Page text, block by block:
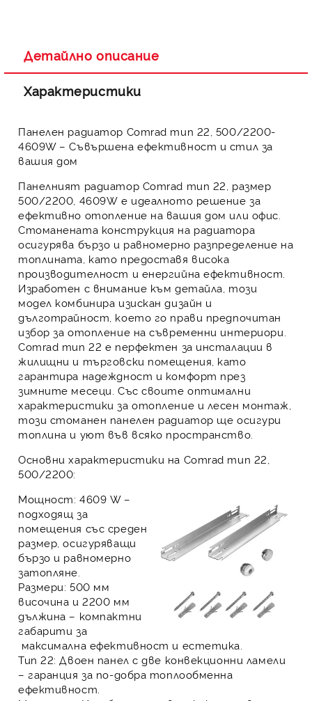
Детайлно описание
Характеристики
Панелен радиатор Comrad тип 22, 500/2200-
4609W – Съвършена ефективност и стил за
вашия дом
Панелният радиатор Comrad тип 22, размер
500/2200, 4609W е идеалното решение за
ефективно отопление на вашия дом или офис.
Стоманената конструкция на радиатора
осигурява бързо и равномерно разпределение на
топлината, като предоставя висока
производителност и енергийна ефективност.
Изработен с внимание към детайла, този
модел комбинира изискан дизайн и
дълготрайност, което го прави предпочитан
избор за отопление на съвременни интериори.
Comrad тип 22 е перфектен за инсталации в
жилищни и търговски помещения, като
гарантира надеждност и комфорт през
зимните месеци. Със своите оптимални
характеристики за отопление и лесен монтаж,
този стоманен панелен радиатор ще осигури
топлина и уют във всяко пространство.
Основни характеристики на Comrad тип 22,
500/2200:
Мощност: 4609 W –
подходящ за
помещения със среден
размер, осигуряващи
бързо и равномерно
затопляне.
Размери: 500 мм
височина и 2200 мм
дължина – компактни
габарити за
максимална ефективност и естетика.
Тип 22: Двоен панел с две конвекционни ламели
– гаранция за по-добра топлообменна
ефективност.